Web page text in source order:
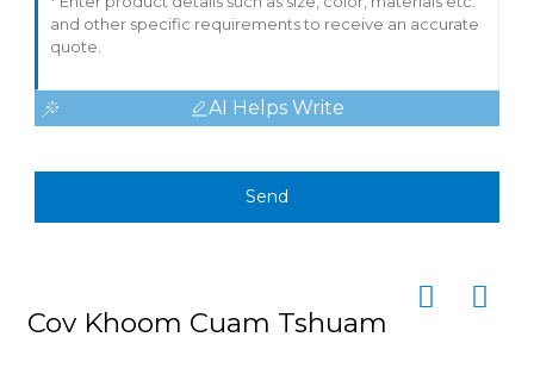
AI Helps Write
Send
Cov Khoom Cuam Tshuam